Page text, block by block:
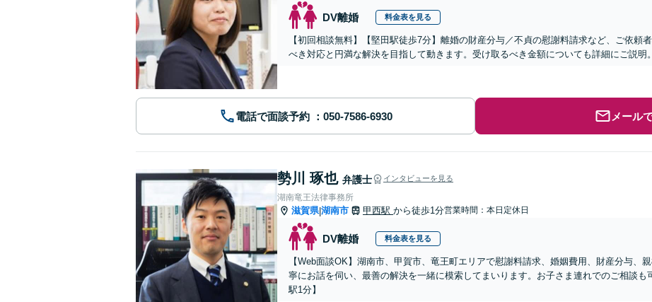
DV離婚 料金表を見る
【初回相談無料】【堅田駅徒歩7分】離婚の財産分与／不貞の慰謝料請求など、ご依頼
べき対応と円満な解決を目指して動きます。受け取るべき金額についても詳細にご説明
電話で面談予約 メール
勢川 琢也 弁護士 インタビューを見る
湖南竜王法律事務所
滋賀県|湖南市 甲西駅 から徒歩1分営業時間：本日定休日
DV離婚 料金表を見る
【Web面談OK】湖南市、甲賀市、竜王町エリアで慰謝料請求、婚姻費用、財産分与、
寧にお話を伺い、最善の解決を一緒に模索してまいります。お子さま連れでのご相談も
駅1分】